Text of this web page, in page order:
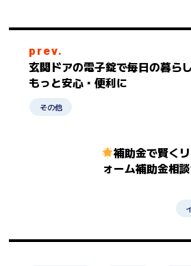
prev.
玄関ドアの電子錠で毎日の暮ら
もっと安心・便利に
その他
補助金で賢く
ォーム補助金相